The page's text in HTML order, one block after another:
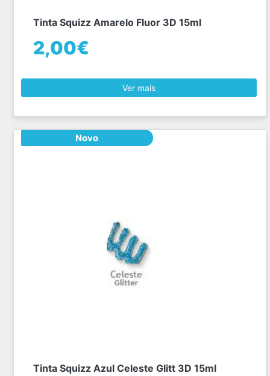
Tinta Squizz Amarelo Fluor 3D 15ml
2,00€
Ver mais
Novo
Tinta Squizz Azul Celeste Glitt 3D 15ml